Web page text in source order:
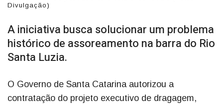
Divulgação)
A iniciativa busca solucionar um problema
histórico de assoreamento na barra do Rio
Santa Luzia.
O Governo de Santa Catarina autorizou a
contratação do projeto executivo de dragagem,